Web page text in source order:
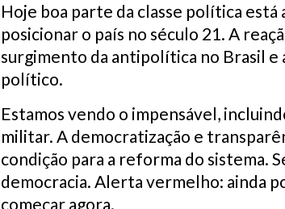
Hoje boa parte da classe política
posicionar o país no século 21. A
surgimento da antipolítica no Brasil e
político.
Estamos vendo o impensável,
militar. A democratização e
condição para a reforma do sistema.
democracia. Alerta vermelho: ainda
começar agora.